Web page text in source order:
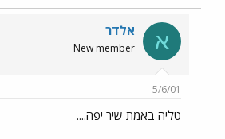
א אלדר
New member
5/6/01
טליה באמת שיר יפה....